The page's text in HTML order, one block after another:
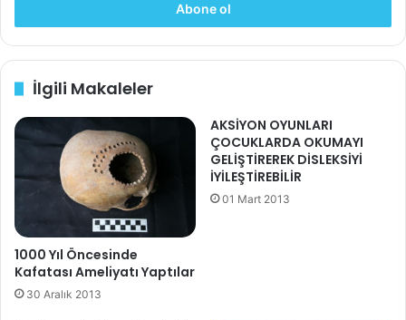
s
t
a
r
i
z
i
g
i
İlgili Makaleler
1000 Yıl Öncesinde
Kafatası Ameliyatı Yaptılar
30 Aralık 2013
AKSİYON OYUNLARI
ÇOCUKLARDA OKUMAYI
GELİŞTİREREK DİSLEKSİYİ
İYİLEŞTİREBİLİR
01 Mart 2013